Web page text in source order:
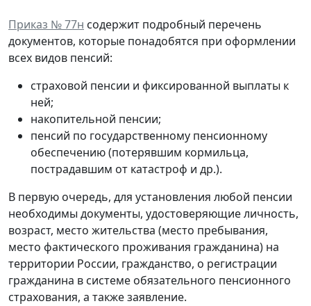
Приказ № 77н содержит подробный перечень
документов, которые понадобятся при оформлении
всех видов пенсий:
страховой пенсии и фиксированной выплаты к
ней;
накопительной пенсии;
пенсий по государственному пенсионному
обеспечению (потерявшим кормильца,
пострадавшим от катастроф и др.).
В первую очередь, для установления любой пенсии
необходимы документы, удостоверяющие личность,
возраст, место жительства (место пребывания,
место фактического проживания гражданина) на
территории России, гражданство, о регистрации
гражданина в системе обязательного пенсионного
страхования, а также заявление.